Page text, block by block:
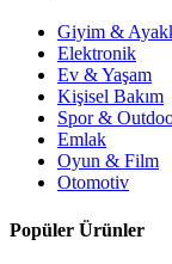
Giyim &
Elektronik
Ev & Yaşam
Kişisel Bakım
Spor &
Emlak
Oyun & Film
Otomotiv
Popüler Ürünler